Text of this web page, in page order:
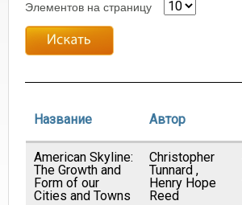
Элементов на страницу
Название Автор
American Skyline:
The Growth and
Form of our
Cities and Towns
Christopher
Tunnard ,
Henry Hope
Reed